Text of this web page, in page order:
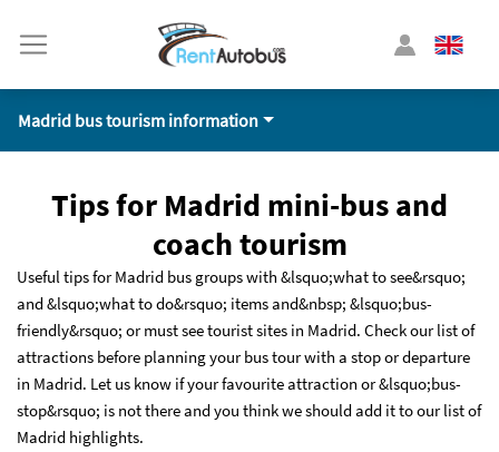
Madrid bus tourism information
Tips for Madrid mini-bus and
coach tourism
Useful tips for Madrid bus groups with &lsquo;what to see&rsquo;
and &lsquo;what to do&rsquo; items and&nbsp; &lsquo;bus-
friendly&rsquo; or must see tourist sites in Madrid. Check our list of
attractions before planning your bus tour with a stop or departure
in Madrid. Let us know if your favourite attraction or &lsquo;bus-
stop&rsquo; is not there and you think we should add it to our list of
Madrid highlights.